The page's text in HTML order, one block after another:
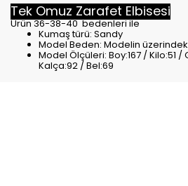
Tek Omuz Zarafet Elbisesi
Ürün 36-38-40 bedenleri ile
Kumaş türü: Sandy
Model Beden: Modelin
Model Ölçüleri: Boy:167 / Kilo:51 /
Kalça:92 / Bel:69